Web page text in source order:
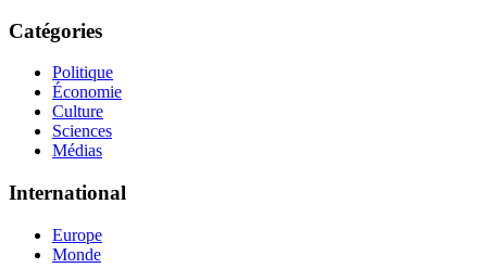
Catégories
Politique
Économie
Culture
Sciences
Médias
International
Europe
Monde